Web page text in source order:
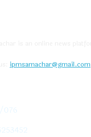
ipmsamachar@gmail.com
076